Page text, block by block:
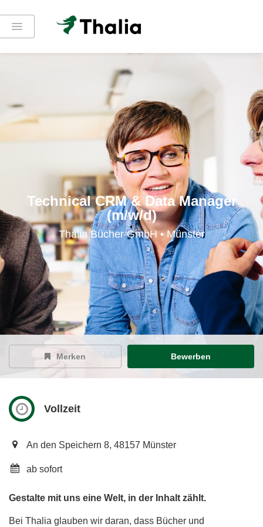
Technical CRM & Data Manager
(m/w/d)
Thalia Bücher GmbH • Münster
Merken Bewerben
Vollzeit
An den Speichern 8, 48157 Münster
ab sofort
Gestalte mit uns eine Welt, in der Inhalt zählt.
Bei Thalia glauben wir daran, dass Bücher und